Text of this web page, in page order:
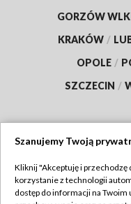
GORZÓW
KRAKÓW /
OPOLE /
SZCZECIN /
Szanujemy Twoją
Kliknij "Akceptuję i przechodzę
korzystanie z technologii
dostęp do informacji na